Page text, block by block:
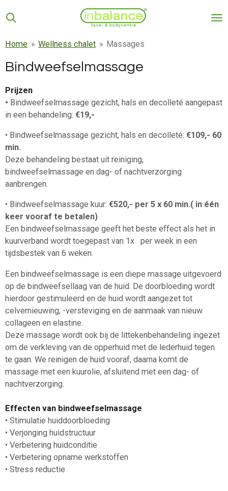
Ga
direct
de
hoofdinhoud
Home » Wellness chalet » Massages
Bindweefselmassage
Prijzen
• Bindweefselmassage gezicht, hals en decolleté aangepast
in een behandeling: €19,-
• Bindweefselmassage gezicht, hals en decolleté: €109,- 60
min.
Deze behandeling bestaat uit reiniging,
bindweefselmassage en dag- of nachtverzorging
aanbrengen.
• Bindweefselmassage kuur: €520,- per 5 x 60 min.( in één
keer vooraf te betalen)
Een bindweefselmassage geeft het beste effect als het in
kuurverband wordt toegepast van 1x per week in een
tijdsbestek van 6 weken.
Een bindweefselmassage is een diepe massage uitgevoerd
op de bindweefsellaag van de huid. De doorbloeding wordt
hierdoor gestimuleerd en de huid wordt aangezet tot
celvernieuwing, -versteviging en de aanmaak van nieuw
collageen en elastine.
Deze massage wordt ook bij de littekenbehandeling ingezet
om de verkleving van de opperhuid met de lederhuid tegen
te gaan. We reinigen de huid vooraf, daarna komt de
massage met een kuurolie, afsluitend met een dag- of
nachtverzorging.
Effecten van bindweefselmassage
• Stimulatie huiddoorbloeding
• Verjonging huidstructuur
• Verbetering huidconditie
• Verbetering opname werkstoffen
• Stress reductie